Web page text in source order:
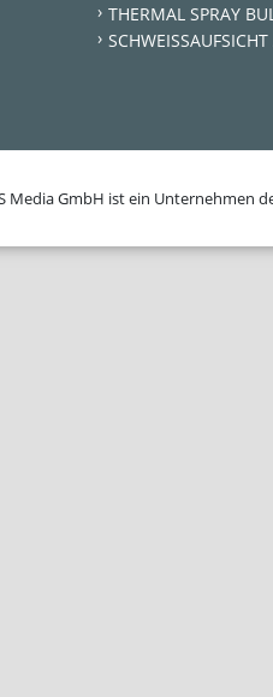
THERMAL SPRAY
SCHWEISSAUFSICHT
Media GmbH ist ein Unternehmen